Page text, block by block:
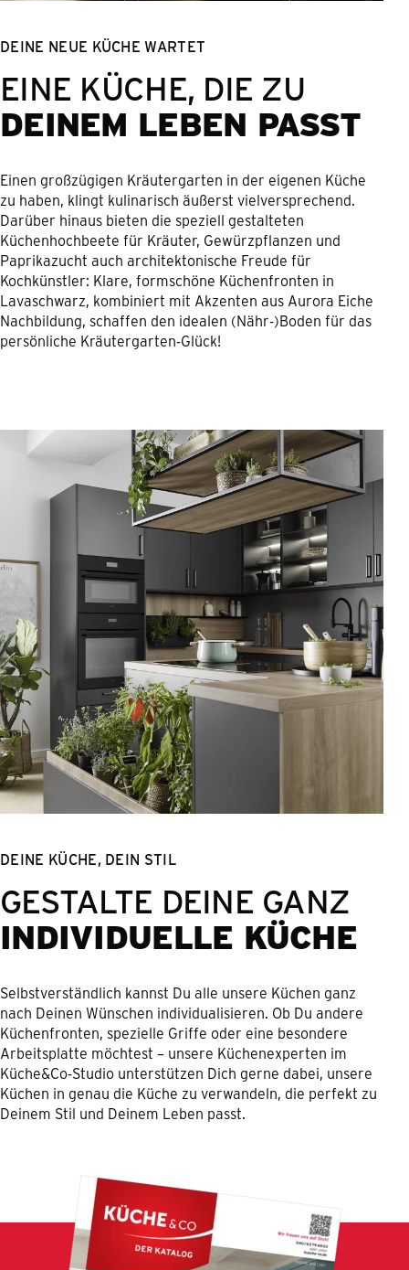
DEINE NEUE KÜCHE WARTET
EINE KÜCHE, DIE ZU
DEINEM LEBEN PASST
Einen großzügigen Kräutergarten in der eigenen Küche
zu haben, klingt kulinarisch äußerst vielversprechend.
Darüber hinaus bieten die speziell gestalteten
Küchenhochbeete für Kräuter, Gewürzpflanzen und
Paprikazucht auch architektonische Freude für
Kochkünstler: Klare, formschöne Küchenfronten in
Lavaschwarz, kombiniert mit Akzenten aus Aurora Eiche
Nachbildung, schaffen den idealen (Nähr-)Boden für das
persönliche Kräutergarten-Glück!
DEINE KÜCHE, DEIN STIL
GESTALTE DEINE GANZ
INDIVIDUELLE KÜCHE
Selbstverständlich kannst Du alle unsere Küchen ganz
nach Deinen Wünschen individualisieren. Ob Du andere
Küchenfronten, spezielle Griffe oder eine besondere
Arbeitsplatte möchtest – unsere Küchenexperten im
Küche&Co-Studio unterstützen Dich gerne dabei, unsere
Küchen in genau die Küche zu verwandeln, die perfekt zu
Deinem Stil und Deinem Leben passt.